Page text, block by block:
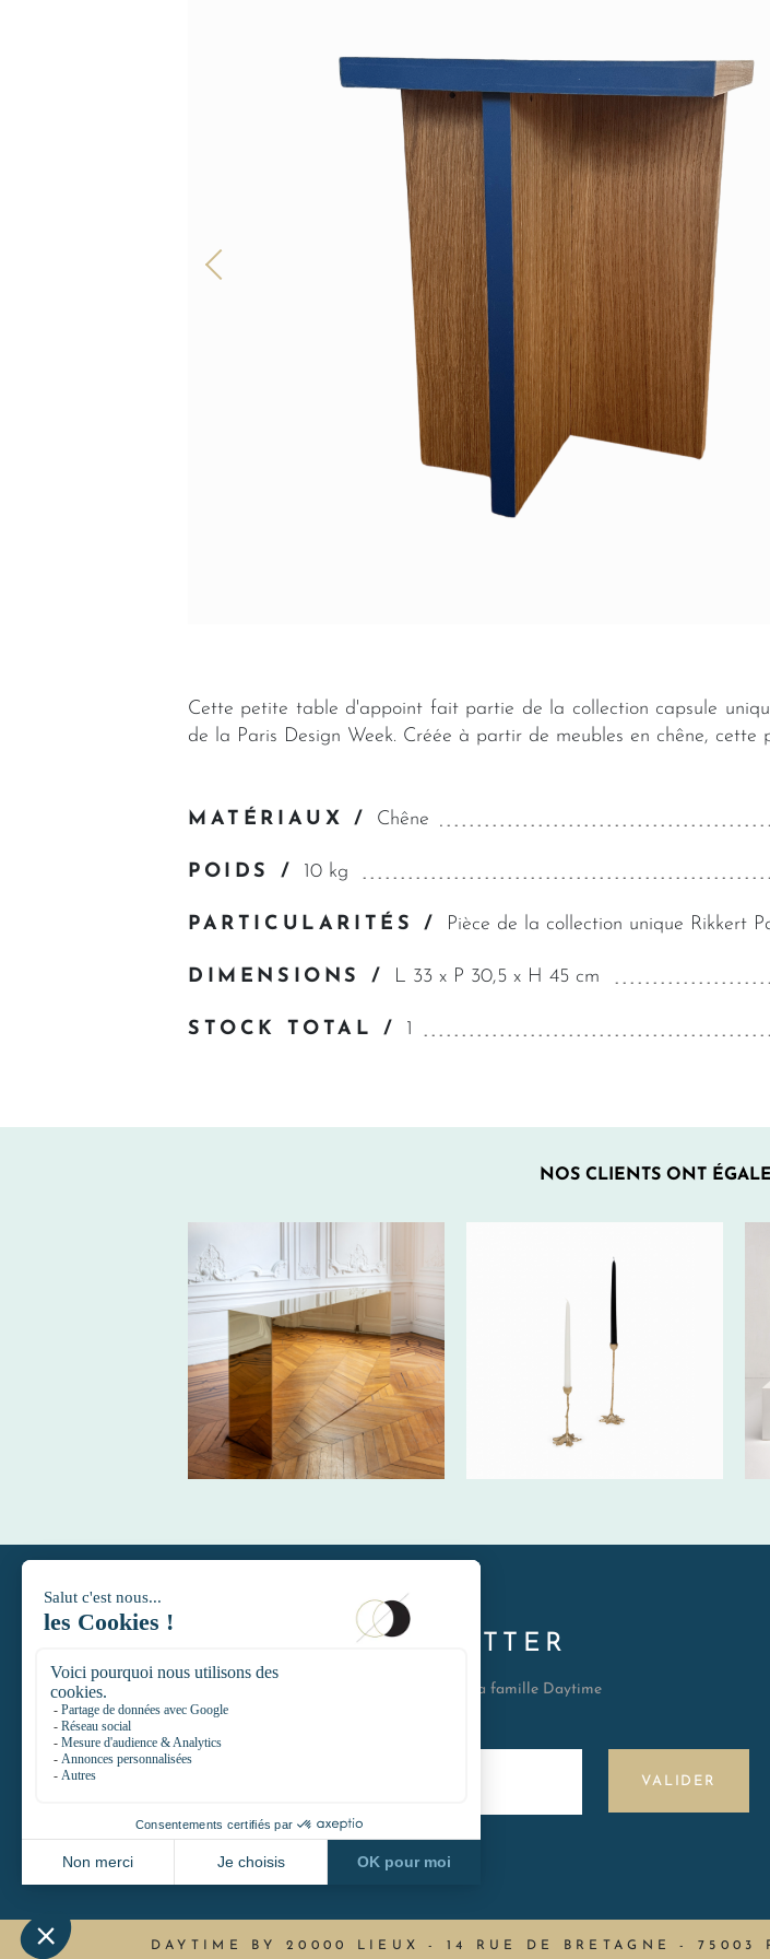
Cette petite table d'appoint fait partie de la collection capsule
de la Paris Design Week. Créée à partir de meubles en chêne,
MATÉRIAUX / Chêne
POIDS / 10 kg
PARTICULARITÉS / Pièce de la collection unique Rikkert
DIMENSIONS / L 33 x P 30,5 x H 45 cm
STOCK TOTAL / 1
NOS CLIENTS ONT
680€
HT/SEM.
40€ HT/SEM.
DAYTIMELETTER
Restons en contact et rejoignez la famille Daytime
VALIDER
DAYTIME BY 20000 LIEUX- 14 RUE DE BRETAGNE - 75003